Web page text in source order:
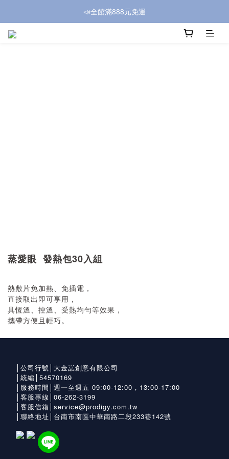
📣全館滿888元免運
蒸愛眼 發熱包30入組
熱敷片免加熱、免插電，
直接取出即可享用，
具恆溫、控溫、受熱均勻等效果，
攜帶方便且輕巧。
│公司行號│大金嵓創意有限公司
│統編│54570169
│服務時間│週一至週五 09:00-12:00，13:00-17:00
│客服專線│06-262-3199
│客服信箱│service@prodigy.com.tw
│聯絡地址│台南市南區中華南路二段233巷142號